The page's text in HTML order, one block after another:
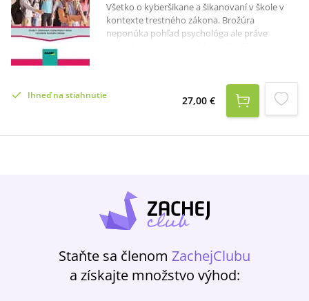
Všetko o kyberšikane a šikanovaní v škole v
kontexte trestného zákona. Brožúra
neponúka pohľad psychológa ale práve
skutkovej podstaty trestného činu v súvislosti
s trestným zákonom a zákonom o
priestupkoch a možné sankcie voči agresorovi.
Ihneď na stiahnutie 27,00 €
Staňte sa členom ZachejClubu
a získajte množstvo výhod: